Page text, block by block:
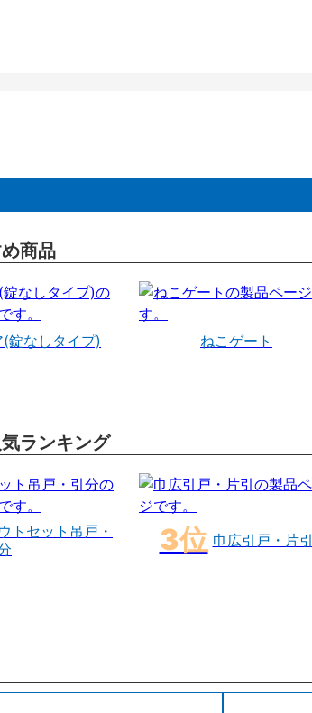
商品
錠なしタイプ)
ねこゲート
ランキング
トセット吊戸・
巾広引戸・片引